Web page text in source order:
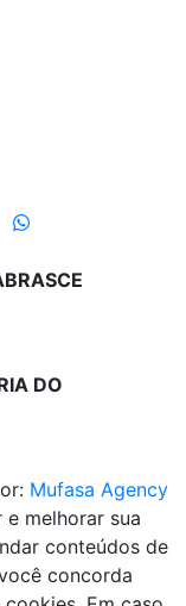
DO
Mufasa Agency
melhorar sua
conteúdos de
concorda